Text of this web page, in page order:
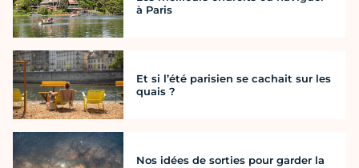
à Paris
Et si l’été parisien se cachait sur les
quais ?
Nos idées de sorties pour garder la